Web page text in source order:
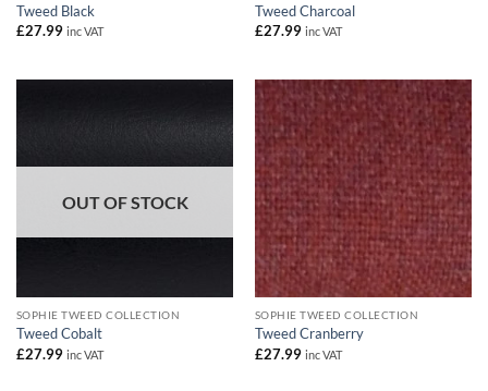
Tweed Black
£27.99 inc VAT
Tweed Charcoal
£27.99 inc VAT
OUT OF STOCK
SOPHIE TWEED COLLECTION
Tweed Cobalt
£27.99 inc VAT
SOPHIE TWEED COLLECTION
Tweed Cranberry
£27.99 inc VAT